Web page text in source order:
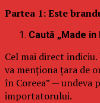
Partea 1: Este
Caută „Made
Cel mai direct
va menționa țara de
în Coreea” — undeva
importatorului.